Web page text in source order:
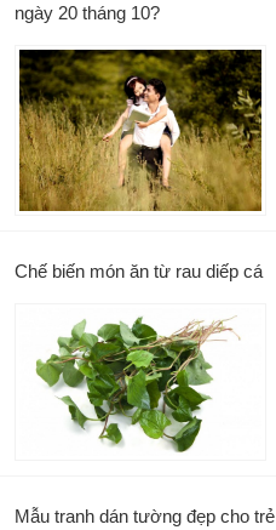
ngày 20 tháng 10?
Chế biến món ăn từ rau diếp cá
Mẫu tranh dán tường đẹp cho trẻ